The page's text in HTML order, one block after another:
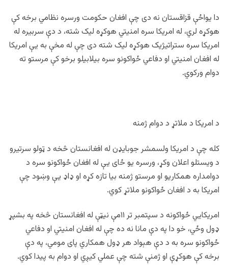
دا یواځې قزاقستان نه دی چې افغان حکومت ورسره نظامي برخه کې
هوکړه لري، له امریکا سره امنیتي هوکړه لیک شته، د دې سربیره له
امریکا سره ستراتيژيک هوکړه لیک شته دی چې له مخې به یې امریکا
له افغان امنیتي او دفاعي ځواکونو سره بیلابیلو برخو کې مرستو ته
دوام ورکوي.
د امریکا د ملاتړ د دوام ژمنه
کله چې د امریکا ولسمشر جوبایډن له افغانستان څخه د ټولو سرتیرو
د ویستلو اعلان وکړ، ورسره یو ځای یې له افغان ځواکونو سره د
دوامداره همکاریو او مرستو ژمنه بیا تازه کړه او ډاډ یې وښود چې
امریکا به د افغان ځواکونو ملاتړ کوي.
امریکايي ځواکونه د سپتمبر تر ۱۱مې نیټې له افغانستان څخه په بشپړ
ډول وځي، خو دا په دې مانا نه ده چې له افغان امنیتي او دفاعي
ځواکونو سره به د دې هېواد هر ډول همکاري پای مومي، په دې
برخه کې هوکړې او ژمنې شته چې عملي کیږي او دوام به پيدا کوي.